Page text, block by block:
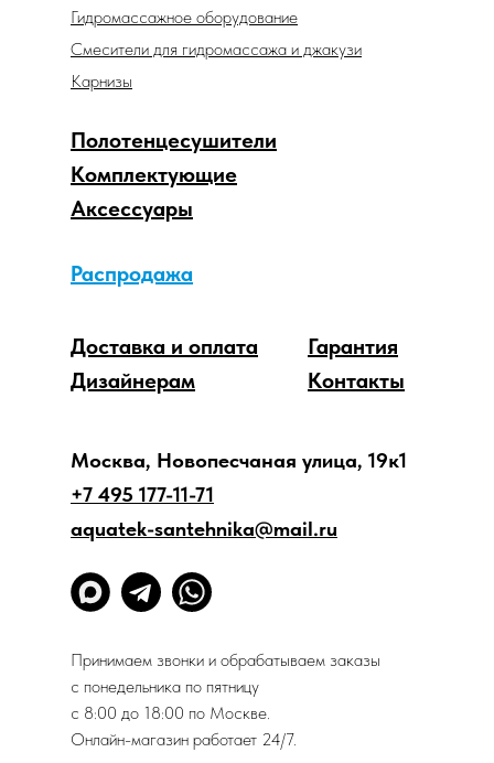
Аксессуары
Распродажа
Комплектующие
Дизайнерам
Доставка и оплата
Гарантия
Контакты
Гидромассажное оборудование
Смесители для гидромассажа и джакузи
Карнизы
Полотенцесушители
Москва, Новопесчаная улица, 19к1
+7 495 177-11-71
aquatek-santehnika@mail.ru
Принимаем звонки и обрабатываем заказы
с понедельника по пятницу
с 8:00 до 18:00 по Москве.
Онлайн-магазин работает 24/7.